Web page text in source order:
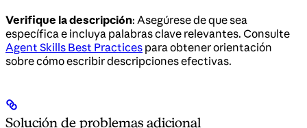
Verifique la descripción: Asegúrese de que sea
específica e incluya palabras clave relevantes. Consulte
Agent Skills Best Practices para obtener orientación
sobre cómo escribir descripciones efectivas.
Solución de problemas adicional